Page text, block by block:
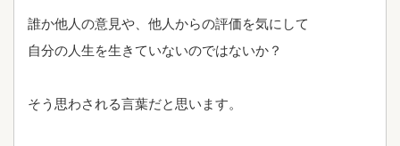
誰か他人の意見や、他人からの評価を気にして
自分の人生を生きていないのではないか？
そう思わされる言葉だと思います。